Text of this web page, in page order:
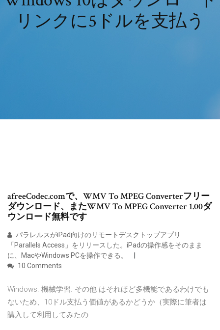
リンクに5ドルを支払う
afreeCodec.comで、WMV To MPEG Converterフリー
ダウンロード、またWMV To MPEG Converter 1.00ダ
ウンロード無料です
パラレルスがiPad向けのリモートデスクトップアプリ
「Parallels Access」をリリースした。iPadの操作感をそのまま
に、MacやWindows PCを操作できる。
10 Comments
Windows. 機械学習. その他 はそれほど多機能であるわけでも
ないため、10ドル支払う価値があるかどうか（実際に筆者は
購入して利用してみたの